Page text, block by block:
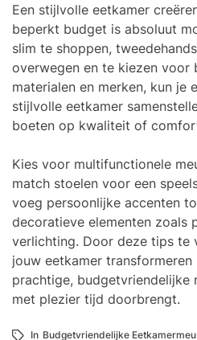
Een stijlvolle eetkamer
beperkt budget is absoluut
slim te shoppen,
overwegen en te kiezen voor
materialen en merken, kun je
stijlvolle eetkamer
boeten op kwaliteit of
Kies voor multifunctionele
match stoelen voor een
voeg persoonlijke accenten
decoratieve elementen zoals
verlichting. Door deze tips te
jouw eetkamer transformeren
prachtige, budgetvriendelijke
met plezier tijd doorbrengt.
In Budgetvriendelijke